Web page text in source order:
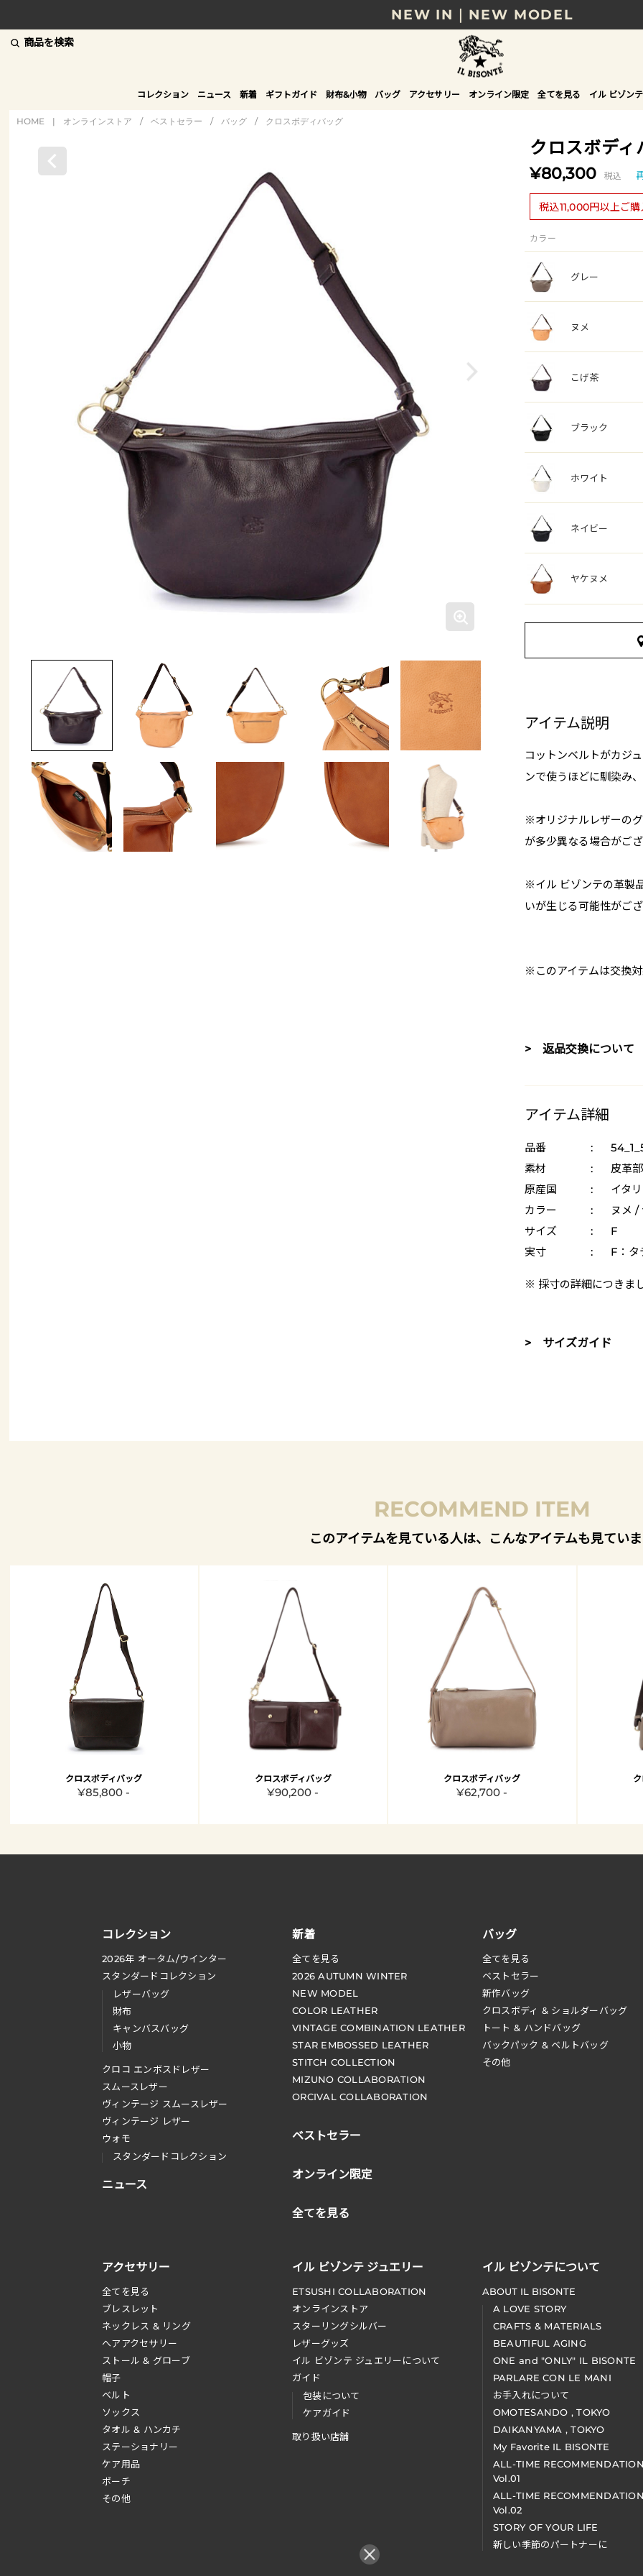
NEW IN｜NEW MODEL
8/17(月)10時まで｜税込11,000円以上で送料無
贈る相手やシーンから選べる、新しいギフトガ
NEW IN｜COLOR LEATHER
商品を検索
コレクション ニュース 新着 ギフトガイド 財布&小物 バッグ アクセサリー オンライン限定 全てを見る イル ビゾン
HOME | オンラインストア / ベストセラー / バッグ / クロスボディバッグ
クロスボディ
¥80,300 税込
税込11,000円以上ご
カラー
グレー
ヌメ
こげ茶
ブラック
ホワイト
ネイビー
ヤケヌメ
アイテム説明
コットンベルトがカジ
ンで使うほどに馴染み
※オリジナルレザーの
が多少異なる場合がご
※イル ビゾンテの革製
いが生じる可能性がご
※このアイテムは交換
> 返品交換について
アイテム詳細
品番 :
素材
:
皮革
原産国
:
イタ
カラー
:
ヌメ /
サイズ
:
F
実寸
: F：タ
※ 採寸の詳細につきま
> サイズガイド
RECOMMEND ITEM
このアイテムを見ている人は、こんなアイテムも見てい
クロスボディバッグ
¥85,800 -
クロスボディバッグ
¥90,200 -
クロスボディバッグ
¥62,700 -
コレクション
2026年 オータム/ウインター
スタンダードコレクション
レザーバッグ
財布
キャンバスバッグ
小物
クロコ エンボスドレザー
スムースレザー
ヴィンテージ スムースレザー
ヴィンテージ レザー
ウォモ
スタンダードコレクション
ニュース
新着
全てを見る
2026 AUTUMN WINTER
NEW MODEL
COLOR LEATHER
VINTAGE COMBINATION LEATHER
STAR EMBOSSED LEATHER
STITCH COLLECTION
MIZUNO COLLABORATION
ORCIVAL COLLABORATION
ベストセラー
オンライン限定
全てを見る
バッグ
全てを見る
ベストセラー
新作バッグ
クロスボディ & ショルダーバッグ
トート & ハンドバッグ
バックパック & ベルトバッグ
その他
アクセサリー
全てを見る
ブレスレット
ネックレス & リング
へアアクセサリー
ストール & グローブ
帽子
ベルト
ソックス
タオル & ハンカチ
ステーショナリー
ケア用品
ポーチ
その他
イル ビゾンテ ジュエリー
ETSUSHI COLLABORATION
オンラインストア
スターリングシルバー
レザーグッズ
イル ビゾンテ ジュエリーについて
ガイド
包装について
ケアガイド
取り扱い店舗
イル ビゾンテについて
ABOUT IL BISONTE
A LOVE STORY
CRAFTS & MATERIALS
BEAUTIFUL AGING
ONE and "ONLY" IL BISONTE
PARLARE CON LE MANI
お手入れについて
OMOTESANDO , TOKYO
DAIKANYAMA , TOKYO
My Favorite IL BISONTE
ALL-TIME
Vol.01
ALL-TIME
Vol.02
STORY OF YOUR LIFE
新しい季節のパートナーに